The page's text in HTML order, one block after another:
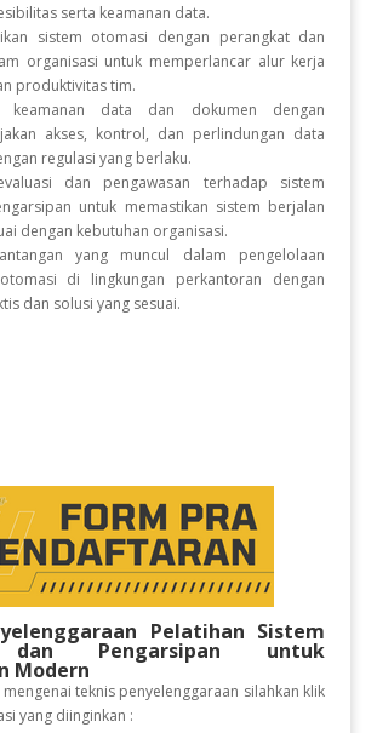
serta keamanan data.
sistem otomasi dengan perangkat dan
organisasi untuk memperlancar alur kerja
produktivitas tim.
keamanan data dan dokumen dengan
akses, kontrol, dan perlindungan data
regulasi yang berlaku.
dan pengawasan terhadap sistem
untuk memastikan sistem berjalan
dengan kebutuhan organisasi.
yang muncul dalam pengelolaan
di lingkungan perkantoran dengan
dan solusi yang sesuai.
Pelatihan Sistem
dan Pengarsipan untuk
Modern
teknis penyelenggaraan silahkan klik
yang diinginkan :